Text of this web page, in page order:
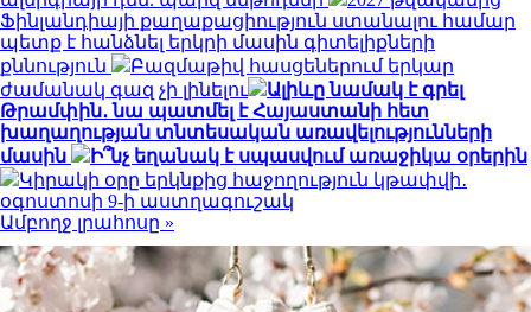
Ֆինլանդիայի քաղաքացիություն ստանալու համար
պետք է հանձնել երկրի մասին գիտելիքների
քննություն
Բազմաթիվ հասցեներում երկար
ժամանակ գազ չի լինելու
Ալիևը նամակ է գրել
Թրամփին․ նա պատմել է Հայաստանի հետ
խաղաղության տնտեսական առավելությունների
մասին
Ի՞նչ եղանակ է սպասվում առաջիկա օրերին
Կիրակի օրը երկնքից հաջողություն կթափվի․
օգոստոսի 9-ի աստղագուշակ
Ամբողջ լրահոսը »